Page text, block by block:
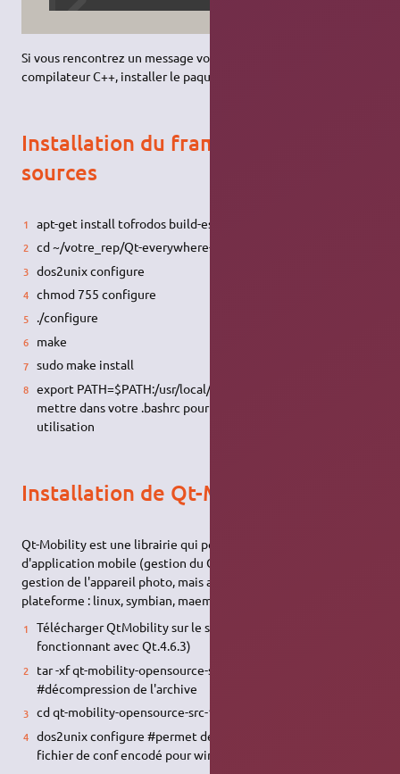
Si vous rencontrez un message vous disant d'installer un
compilateur C++, installer le paquet g++.
Installation du framework par les
sources
apt-get install tofrodos build-essential
cd ~/votre_rep/Qt-everywhere-opensource-4.6.3/
dos2unix configure
chmod 755 configure
./configure
make
sudo make install
export PATH=$PATH:/usr/local/TrollTech/Qt-4.6.3/bin/ # a
mettre dans votre .bashrc pour ne pas le refaire a chaque
utilisation
Installation de Qt-Mobility
Qt-Mobility est une librairie qui permet le développement
d'application mobile (gestion du GPS, gestion de contacts,
gestion de l'appareil photo, mais aussi gestion son vidéo cross-
plateforme : linux, symbian, maemo, windows…)
Télécharger QtMobility sur le site de Qt (ici 1.0.2
fonctionnant avec Qt.4.6.3)
tar -xf qt-mobility-opensource-src-10.2.tar.gz
#décompression de l'archive
cd qt-mobility-opensource-src-10.2/
dos2unix configure #permet de palier à un bug de Qt :
fichier de conf encodé pour windows